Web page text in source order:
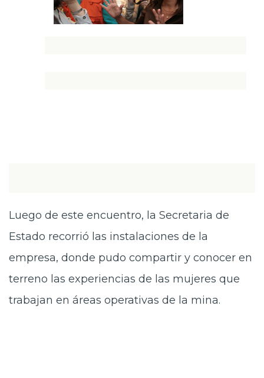
Luego de este encuentro, la Secretaria de
Estado recorrió las instalaciones de la
empresa, donde pudo compartir y conocer en
terreno las experiencias de las mujeres que
trabajan en áreas operativas de la mina.